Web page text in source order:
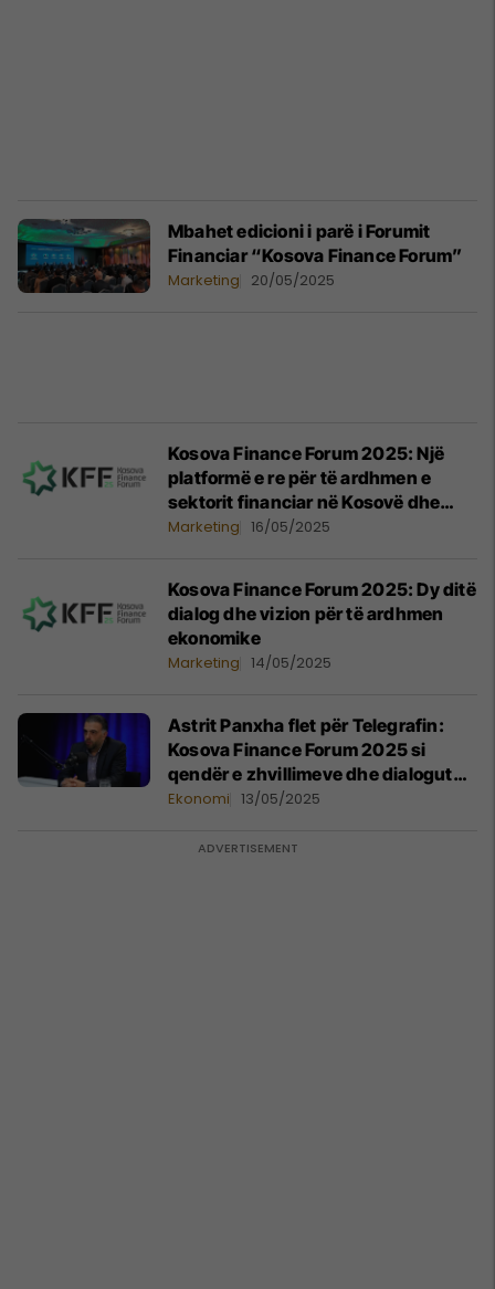
Mbahet edicioni i parë i Forumit
Financiar “Kosova Finance Forum”
Marketing 20/05/2025
Kosova Finance Forum 2025: Një
platformë e re për të ardhmen e
sektorit financiar në Kosovë dhe
rajon
Marketing 16/05/2025
Kosova Finance Forum 2025: Dy ditë
dialog dhe vizion për të ardhmen
ekonomike
Marketing 14/05/2025
Astrit Panxha flet për Telegrafin:
Kosova Finance Forum 2025 si
qendër e zhvillimeve dhe dialogut
financiar
Ekonomi 13/05/2025